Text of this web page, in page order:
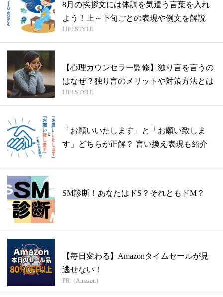
8月の挨拶文には体調を気遣う言葉を入れ
よう！上～下旬ごとの表現や例文を解説
LIFESTYLE
【心理カウンセラー監修】独り言を言うの
はなぜ？独り言のメリットや対策方法とは
LIFESTYLE
「お願いいたします」と「お願い致しま
す」どちらが正解？ 言い換え表現も紹介
SM診断！あなたはドS？それともドM？
【毎日変わる】Amazonタイムセールが見
逃せない！
PR（Amazon）